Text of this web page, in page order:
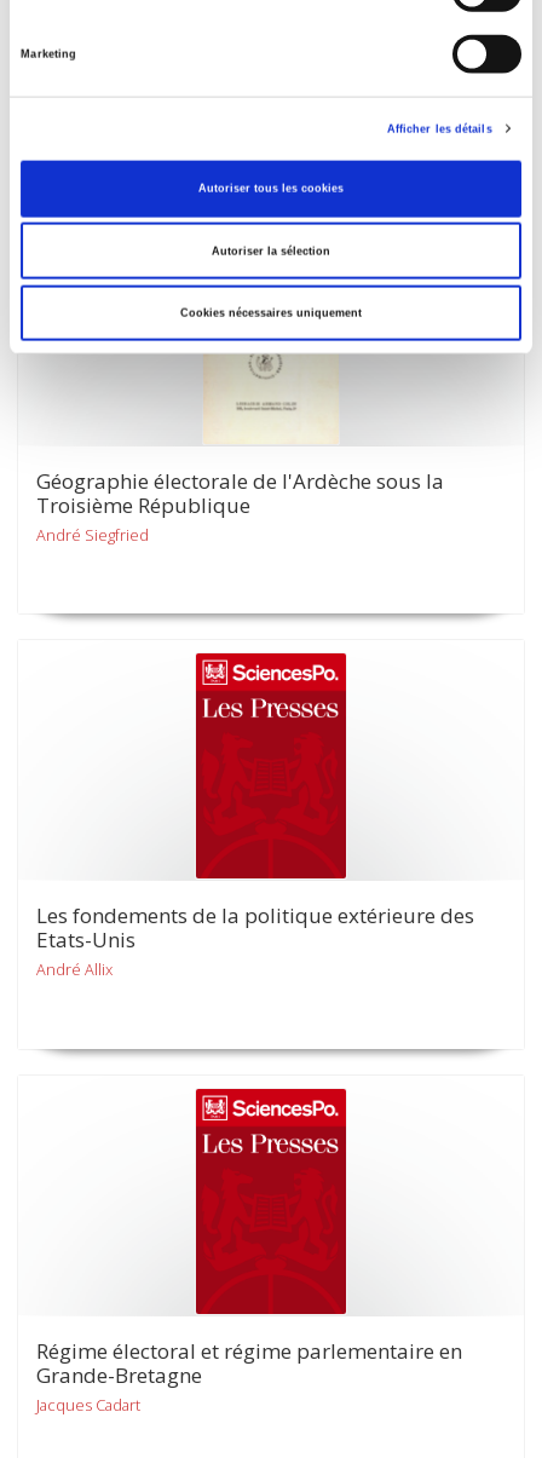
Marketing
Afficher les détails
Autoriser tous les cookies
Autoriser la sélection
Cookies nécessaires uniquement
Matériaux pour une géographie volontaire de
l'industrie française
Gabriel Dessus
Géographie électorale de l'Ardèche sous la
Troisième République
André Siegfried
Les fondements de la politique extérieure des
Etats-Unis
André Allix
Régime électoral et régime parlementaire en
Grande-Bretagne
Jacques Cadart